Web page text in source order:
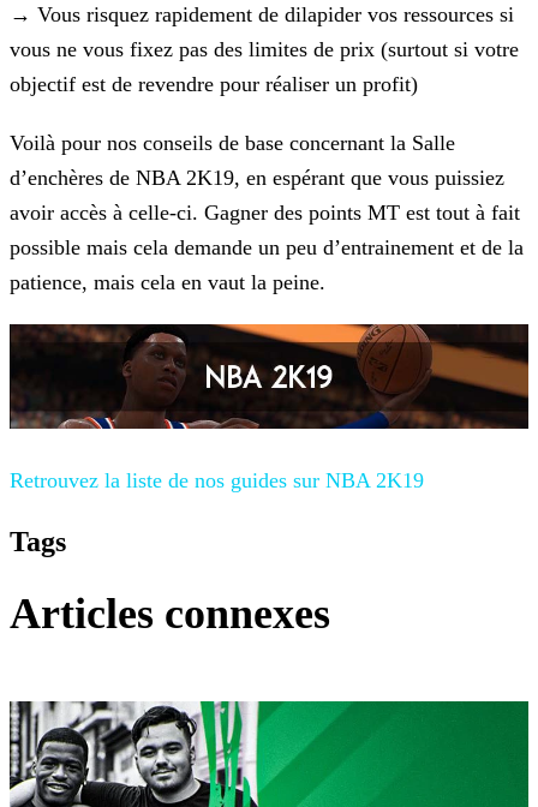
→ Vous risquez rapidement de dilapider vos ressources si
vous ne vous fixez pas des limites de prix (surtout si votre
objectif est de revendre pour réaliser un profit)
Voilà pour nos conseils de base concernant la Salle
d’enchères de NBA 2K19, en espérant que vous puissiez
avoir accès à celle-ci. Gagner des points MT est tout à fait
possible mais cela demande un peu d’entrainement et de la
patience, mais cela en vaut la peine.
Retrouvez la liste de nos guides sur NBA 2K19
Tags
Articles connexes